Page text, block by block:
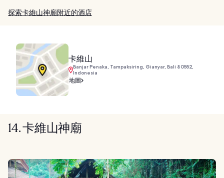
探索卡維山神廟附近的酒店
卡維山
Banjar Penaka, Tampaksiring, Gianyar, Bali 80552,
Indonesia
地圖
14. 卡維山神廟